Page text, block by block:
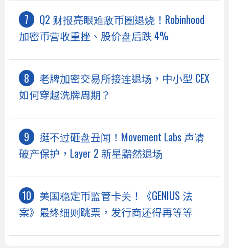
Q2 财报亮眼难敌币圈退烧！Robinhood
加密币营收重挫、股价盘后跌 4%
老牌加密交易所接连退场，中小型 CEX
如何穿越洗牌周期？
挺不过砸盘丑闻！Movement Labs 声请
破产保护，Layer 2 新星黯然退场
美国稳定币监管卡关！《GENIUS 法
案》最终细则跳票，发行商还得再等等